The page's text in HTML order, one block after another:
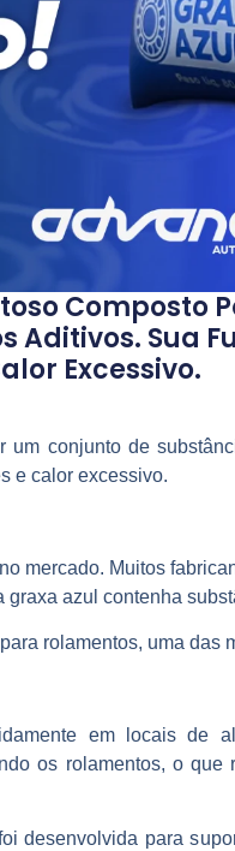
Composto
Sua
Excessivo.
um conjunto de
e calor excessivo.
mercado. Muitos
azul contenha
rolamentos, uma das
em locais de
os rolamentos, o
desenvolvida para